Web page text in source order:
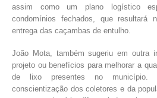
assim como um plano logístico
condomínios fechados, que resultará
entrega das caçambas de entulho.
João Mota, também sugeriu em outra
projeto ou benefícios para melhorar a
de lixo presentes no município.
conscientização dos coletores e da